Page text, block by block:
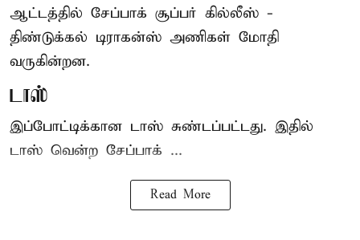
ஆட்டத்தில் சேப்பாக் சூப்பர் கில்லீஸ் -
திண்டுக்கல் டிராகன்ஸ் அணிகள் மோதி
வருகின்றன.
டாஸ்
இப்போட்டிக்கான டாஸ் சுண்டப்பட்டது. இதில்
டாஸ் வென்ற சேப்பாக் ...
Read More